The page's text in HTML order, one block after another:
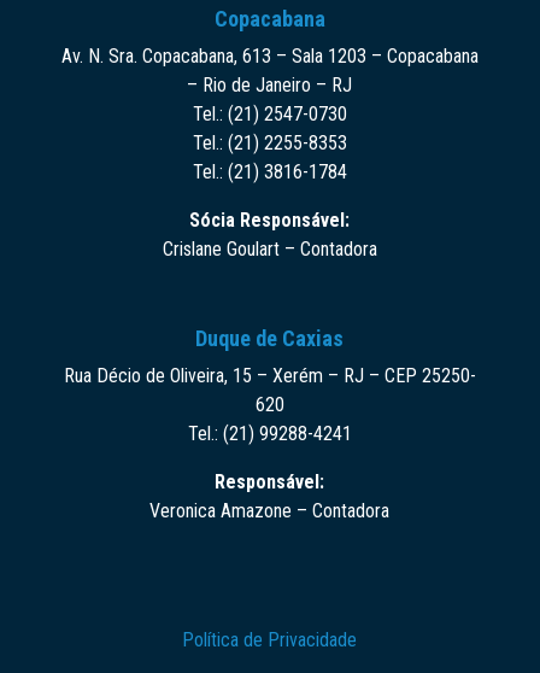
Copacabana
Av. N. Sra. Copacabana, 613 – Sala 1203 – Copacabana
– Rio de Janeiro – RJ
Tel.: (21) 2547-0730
Tel.: (21) 2255-8353
Tel.: (21) 3816-1784
Sócia Responsável:
Crislane Goulart – Contadora
Duque de Caxias
Rua Décio de Oliveira, 15 – Xerém – RJ – CEP 25250-
620
Tel.: (21) 99288-4241
Responsável:
Veronica Amazone – Contadora
Política de Privacidade